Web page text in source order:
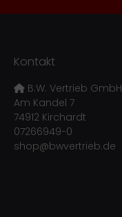
Kontakt
B.W. Vertrieb GmbH
Am Kandel 7
74912 Kirchardt
07266949-0
shop@bwvertrieb.de